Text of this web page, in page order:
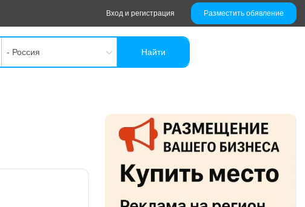
Вход и регистрация Разместить обявление
- Россия Найти